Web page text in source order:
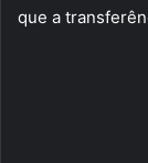
que a